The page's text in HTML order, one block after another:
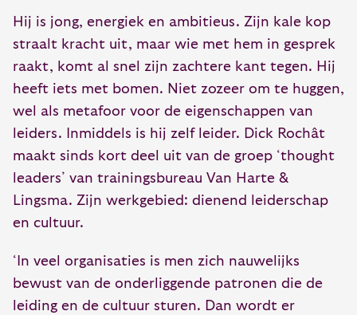
Hij is jong, energiek en ambitieus. Zijn kale kop
straalt kracht uit, maar wie met hem in gesprek
raakt, komt al snel zijn zachtere kant tegen. Hij
heeft iets met bomen. Niet zozeer om te huggen,
wel als metafoor voor de eigenschappen van
leiders. Inmiddels is hij zelf leider. Dick Rochât
maakt sinds kort deel uit van de groep ‘thought
leaders’ van trainingsbureau Van Harte &
Lingsma. Zijn werkgebied: dienend leiderschap
en cultuur.
‘In veel organisaties is men zich nauwelijks
bewust van de onderliggende patronen die de
leiding en de cultuur sturen. Dan wordt er